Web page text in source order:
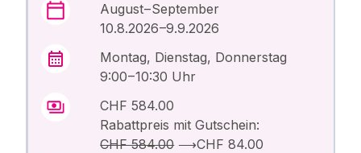
August – September
10.8.2026 –9.9.2026
Montag, Dienstag, Donnerstag
9:00 – 10:30 Uhr
CHF 584.00
Rabattpreis mit Gutschein:
CHF 584.00⟶CHF 84.00